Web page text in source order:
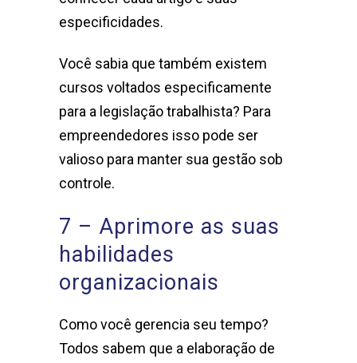
especificidades.
Você sabia que também existem
cursos voltados especificamente
para a legislação trabalhista? Para
empreendedores isso pode ser
valioso para manter sua gestão sob
controle.
7 – Aprimore as suas
habilidades
organizacionais
Como você gerencia seu tempo?
Todos sabem que a elaboração de